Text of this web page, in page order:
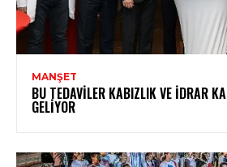
MANŞET
BU TEDAVILER KABIZLIK VE İDRAR
GELIYOR